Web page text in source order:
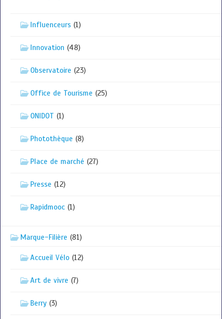
Influenceurs (1)
Innovation (48)
Observatoire (23)
Office de Tourisme (25)
ONIDOT (1)
Photothèque (8)
Place de marché (27)
Presse (12)
Rapidmooc (1)
Marque-Filière (81)
Accueil Vélo (12)
Art de vivre (7)
Berry (3)